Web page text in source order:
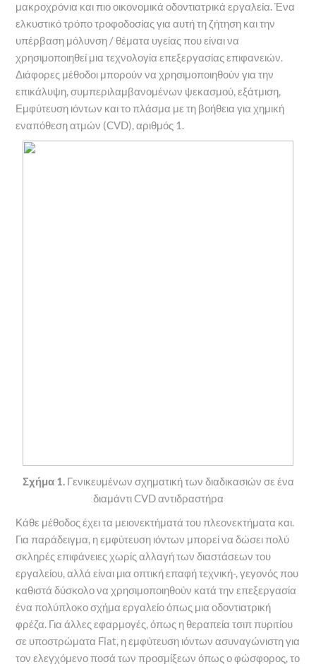
μακροχρόνια και πιο οικονομικά οδοντιατρικά εργαλεία. Ένα
ελκυστικό τρόπο τροφοδοσίας για αυτή τη ζήτηση και την
υπέρβαση μόλυνση / θέματα υγείας που είναι να
χρησιμοποιηθεί μια τεχνολογία επεξεργασίας επιφανειών.
Διάφορες μέθοδοι μπορούν να χρησιμοποιηθούν για την
επικάλυψη, συμπεριλαμβανομένων ψεκασμού, εξάτμιση,
Εμφύτευση ιόντων και το πλάσμα με τη βοήθεια για χημική
εναπόθεση ατμών (CVD), αριθμός 1.
Σχήμα 1.Γενικευμένων σχηματική των διαδικασιών σε ένα
διαμάντι CVD αντιδραστήρα
Κάθε μέθοδος έχει τα μειονεκτήματά του πλεονεκτήματα και.
Για παράδειγμα, η εμφύτευση ιόντων μπορεί να δώσει πολύ
σκληρές επιφάνειες χωρίς αλλαγή των διαστάσεων του
εργαλείου, αλλά είναι μια οπτική επαφή τεχνική-, γεγονός που
καθιστά δύσκολο να χρησιμοποιηθούν κατά την επεξεργασία
ένα πολύπλοκο σχήμα εργαλείο όπως μια οδοντιατρική
φρέζα. Για άλλες εφαρμογές, όπως η θεραπεία τσιπ πυριτίου
σε υποστρώματα Fiat, η εμφύτευση ιόντων ασυναγώνιστη για
τον ελεγχόμενο ποσά των προσμίξεων όπως ο φώσφορος, το